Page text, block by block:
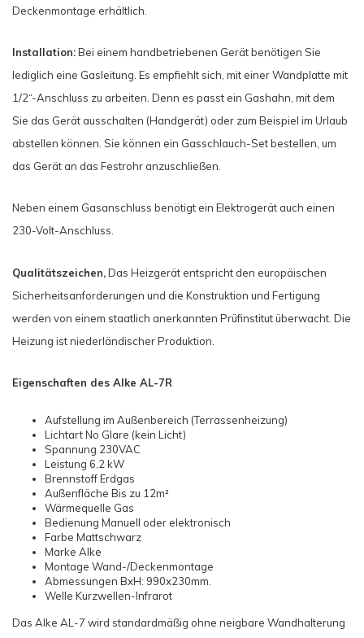
Deckenmontage erhältlich.
Installation:Bei einem handbetriebenen Gerät benötigen Sie
lediglich eine Gasleitung. Es empfiehlt sich, mit einer Wandplatte mit
1/2“-Anschluss zu arbeiten. Denn es passt ein Gashahn, mit dem
Sie das Gerät ausschalten (Handgerät) oder zum Beispiel im Urlaub
abstellen können. Sie können ein Gasschlauch-Set bestellen, um
das Gerät an das Festrohr anzuschließen.
Neben einem Gasanschluss benötigt ein Elektrogerät auch einen
230-Volt-Anschluss.
Qualitätszeichen,Das Heizgerät entspricht den europäischen
Sicherheitsanforderungen und die Konstruktion und Fertigung
werden von einem staatlich anerkannten Prüfinstitut überwacht. Die
Heizung ist niederländischer Produktion.
Eigenschaften des Alke AL-7R
Aufstellung im Außenbereich (Terrassenheizung)
Lichtart No Glare (kein Licht)
Spannung 230VAC
Leistung 6,2 kW
Brennstoff Erdgas
Außenfläche Bis zu 12m²
Wärmequelle Gas
Bedienung Manuell oder elektronisch
Farbe Mattschwarz
Marke Alke
Montage Wand-/Deckenmontage
Abmessungen BxH: 990x230mm.
Welle Kurzwellen-Infrarot
Das Alke AL-7 wird standardmäßig ohne neigbare Wandhalterung